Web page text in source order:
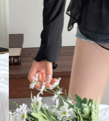
MADE
세트할인 ~30%
하객룩
살안타템